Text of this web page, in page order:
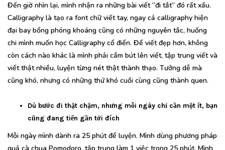
Đến giờ nhìn lại, mình nhận ra những bài viết “đi tắt” đó rất xấu.
Calligraphy là tạo ra font chữ viết tay, ngay cả calligraphy hiện
đại bay bổng phóng khoáng cũng có những nguyên tắc, huống
chi mình muốn học Calligraphy cổ điển. Để viết đẹp hơn, không
còn cách nào khác là mình phải cầm bút lên viết, tập trung viết và
viết thật nhiều, luyện từng nét thật thành thạo. Tưởng dễ mà
cũng khó, nhưng có những thứ khó cuối cùng cũng thành quen.
Dù bước đi thật chậm, nhưng mỗi ngày chỉ cần một ít, bạn
cũng đang tiến gần tới đích
Mỗi ngày mình dành ra 25 phút để luyện. Mình dùng phương pháp